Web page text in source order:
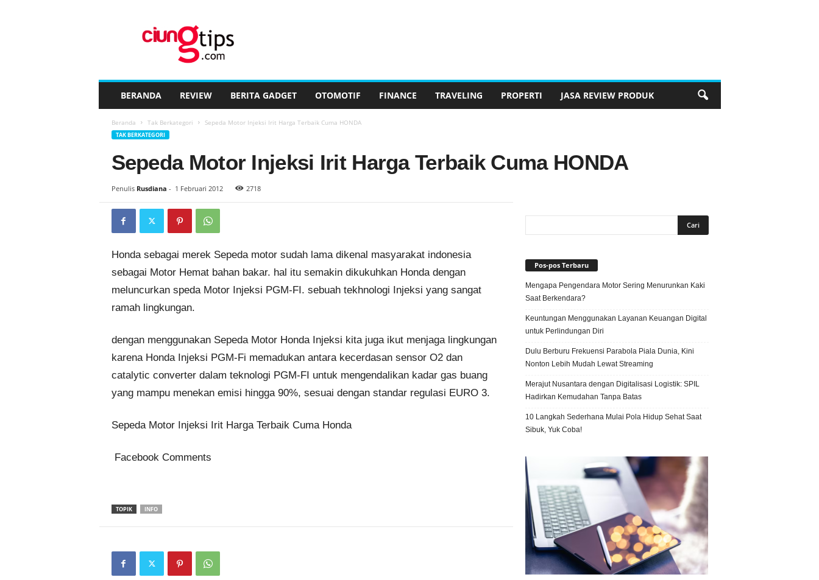
BERANDA REVIEW BERITA GADGET OTOMOTIF FINANCE TRAVELING PROPERTI JASA REVIEW PRODUK
Beranda Tak Berkategori Sepeda Motor Injeksi Irit Harga Terbaik Cuma HONDA
TAK BERKATEGORI
Sepeda Motor Injeksi Irit Harga Terbaik Cuma HONDA
Penulis Rusdiana - 1 Februari 2012 2718
Honda sebagai merek Sepeda motor sudah lama dikenal masyarakat indonesia
sebagai Motor Hemat bahan bakar. hal itu semakin dikukuhkan Honda dengan
meluncurkan speda Motor Injeksi PGM-FI. sebuah tekhnologi Injeksi yang sangat
ramah lingkungan.
dengan menggunakan Sepeda Motor Honda Injeksi kita juga ikut menjaga lingkungan
karena Honda Injeksi PGM-Fi memadukan antara kecerdasan sensor O2 dan
catalytic converter dalam teknologi PGM-FI untuk mengendalikan kadar gas buang
yang mampu menekan emisi hingga 90%, sesuai dengan standar regulasi EURO 3.
Sepeda Motor Injeksi Irit Harga Terbaik Cuma Honda
Facebook Comments
TOPIK INFO
Pos-pos Terbaru
Mengapa Pengendara Motor Sering Menurunkan Kaki
Saat Berkendara?
Keuntungan Menggunakan Layanan Keuangan Digital
untuk Perlindungan Diri
Dulu Berburu Frekuensi Parabola Piala Dunia, Kini
Nonton Lebih Mudah Lewat Streaming
Merajut Nusantara dengan Digitalisasi Logistik: SPIL
Hadirkan Kemudahan Tanpa Batas
10 Langkah Sederhana Mulai Pola Hidup Sehat Saat
Sibuk, Yuk Coba!